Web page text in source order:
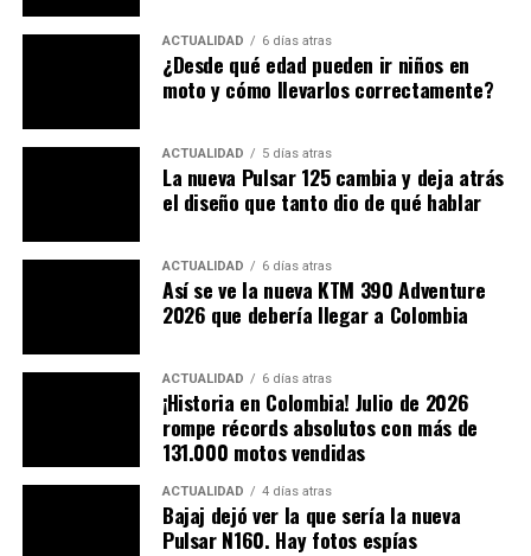
No obstante,la G 310 RR está equipada con el mismo
diseño de carenado que se encuentra en TVS
embargo, obtiene nuevos detalles en pintura y el
logotipo BMW para diferenciarlo del modelo donante.
La parte delantera mantiene un diseño de cola
puntiaguda con faros LED de doble haz, asientos
divididos, manillar más bajo y luces traseras LED.La
versión BMW también viene con el mismo diseño de
llantas de aleación.
Victory Blackline Zontes en Bogotá |
De Asia para los colombianos
ACTUALIDAD 6 días atras
¿Desde qué edad pueden ir niños en
moto y cómo llevarlos correctamente?
ACTUALIDAD 5 días atras
La nueva Pulsar 125 cambia y deja atrás
el diseño que tanto dio de qué hablar
ACTUALIDAD 6 días atras
Así se ve la nueva KTM 390 Adventure
2026 que debería llegar a Colombia
ACTUALIDAD 6 días atras
¡Historia en Colombia! Julio de 2026
rompe récords absolutos con más de
131.000 motos vendidas
ACTUALIDAD 4 días atras
Bajaj dejó ver la que sería la nueva
Pulsar N160. Hay fotos espías